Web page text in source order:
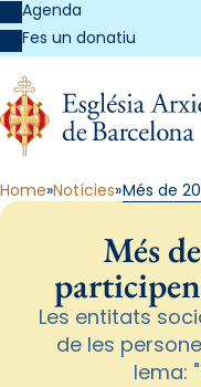
Agenda
Fes un donatiu
Home Notícies Més de
Més
Les entitats
de les
lema: